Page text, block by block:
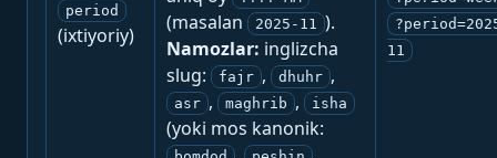
period
(ixtiyoriy)
(masalan 2025-11 ).
Namozlar: inglizcha
slug:
fajr , dhuhr ,
asr , maghrib , isha
(yoki mos kanonik:
11